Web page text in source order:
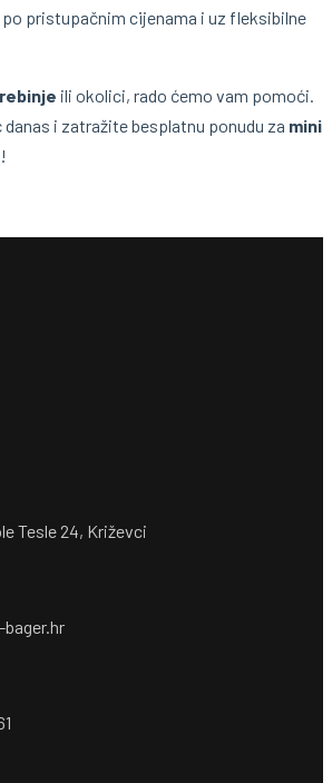
pristupačnim cijenama i uz fleksibilne
ili okolici, rado ćemo vam pomoći.
i zatražite besplatnu ponudu za mini
Tesle 24, Križevci